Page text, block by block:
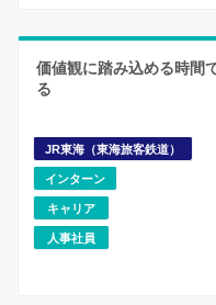
価値観に踏み込める時間
る
JR東海（東海旅客鉄道）
インターン
キャリア
人事社員